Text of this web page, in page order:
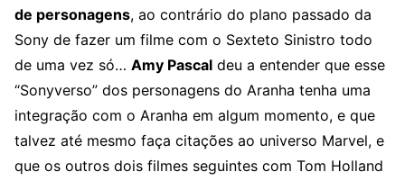
de personagens, ao contrário do plano passado da
Sony de fazer um filme com o Sexteto Sinistro todo
de uma vez só… Amy Pascal deu a entender que esse
“Sonyverso” dos personagens do Aranha tenha uma
integração com o Aranha em algum momento, e que
talvez até mesmo faça citações ao universo Marvel, e
que os outros dois filmes seguintes com Tom Holland